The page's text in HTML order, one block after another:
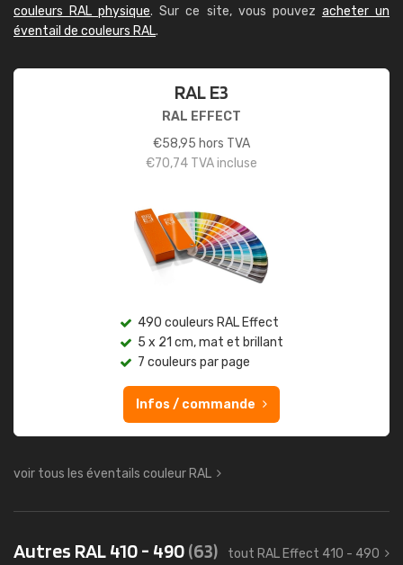
couleurs RAL physique. Sur ce site, vous pouvez acheter un
éventail de couleurs RAL.
RAL E3
RAL EFFECT
€58,95 hors TVA
€70,74 TVA incluse
490 couleurs RAL Effect
5 x 21 cm, mat et brillant
7 couleurs par page
Infos / commande
voir tous les éventails couleur RAL
Autres RAL 410 - 490(63) tout RAL Effect 410 - 490